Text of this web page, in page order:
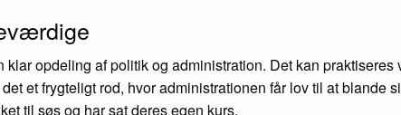
klar opdeling af politik og administration. Det kan praktiseres
et frygteligt rod, hvor administrationen får lov til at blande
til søs og har sat deres egen kurs.